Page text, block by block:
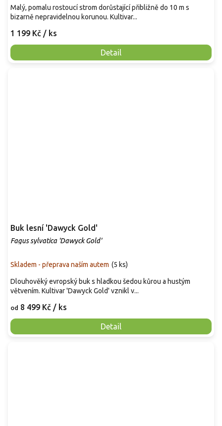
1 199 Kč / ks
Detail
Malý, pomalu rostoucí strom dorůstající přibližně do 10 m s
bizarně nepravidelnou korunou. Kultivar...
Buk lesní 'Dawyck Gold'
Fagus sylvatica 'Dawyck Gold'
Skladem - přeprava naším autem (5 ks)
od 8 499 Kč / ks
Detail
Dlouhověký evropský buk s hladkou šedou kůrou a hustým
větvením. Kultivar 'Dawyck Gold' vznikl v...